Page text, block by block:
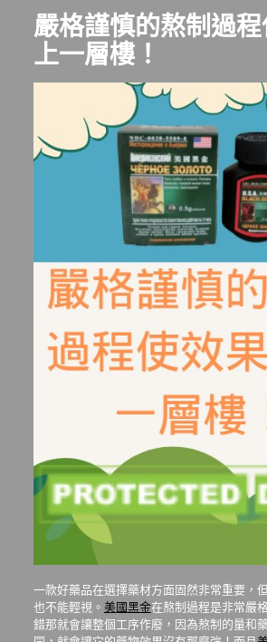
嚴格謹慎的熬制過
上一層樓！
一款好藥品在選擇藥材方面固然非常重要，
也不能輕視。 美國黑金在熬制過程是非常嚴
錯那就會讓整個工序作廢，因為熬制的量和